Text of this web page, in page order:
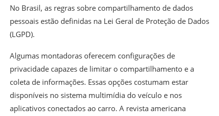
No Brasil, as regras sobre compartilhamento de dados
pessoais estão definidas na Lei Geral de Proteção de Dados
(LGPD).
Algumas montadoras oferecem configurações de
privacidade capazes de limitar o compartilhamento e a
coleta de informações. Essas opções costumam estar
disponíveis no sistema multimídia do veículo e nos
aplicativos conectados ao carro. A revista americana